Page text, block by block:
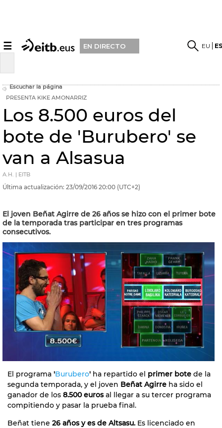
☰ EN DIRECTO EU
Escuchar la página
PRESENTA KIKE AMONARRIZ
Los 8.500 euros del
bote de 'Burubero' se
van a Alsasua
A.H. | EITB
Última actualización: 23/09/2016 20:00 (UTC+2)
El joven Beñat Agirre de 26 años se hizo con el primer bote
de la temporada tras participar en tres programas
consecutivos.
El programa 'Burubero' ha repartido el primer bote de la
segunda temporada, y el joven Beñat Agirre ha sido el
ganador de los 8.500 eurosal llegar a su tercer programa
compitiendo y pasar la prueba final.
Beñat tiene 26 años y es de Altsasu. Es licenciado en